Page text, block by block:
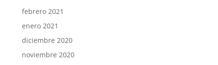
febrero 2021
enero 2021
diciembre 2020
noviembre 2020